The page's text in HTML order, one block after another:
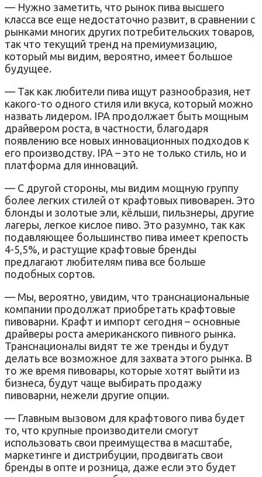
— Нужно заметить, что рынок пива высшего
класса все еще недостаточно развит, в сравнении с
рынками многих других потребительских товаров,
так что текущий тренд на премиумизацию,
который мы видим, вероятно, имеет большое
будущее.
— Так как любители пива ищут разнообразия, нет
какого-то одного стиля или вкуса, который можно
назвать лидером. IPA продолжает быть мощным
драйвером роста, в частности, благодаря
появлению все новых инновационных подходов к
его производству. IPA – это не только стиль, но и
платформа для инноваций.
— С другой стороны, мы видим мощную группу
более легких стилей от крафтовых пивоварен. Это
блонды и золотые эли, кёльши, пильзнеры, другие
лагеры, легкое кислое пиво. Это разумно, так как
подавляющее большинство пива имеет крепость
4-5,5%, и растущие крафтовые бренды
предлагают любителям пива все больше
подобных сортов.
— Мы, вероятно, увидим, что транснациональные
компании продолжат приобретать крафтовые
пивоварни. Крафт и импорт сегодня – основные
драйверы роста американского пивного рынка.
Транснационалы видят те же тренды и будут
делать все возможное для захвата этого рынка. В
то же время пивовары, которые хотят выйти из
бизнеса, будут чаще выбирать продажу
пивоварни, нежели другие опции.
— Главным вызовом для крафтового пива будет
то, что крупные производители смогут
использовать свои преимущества в масштабе,
маркетинге и дистрибуции, продвигать свои
бренды в опте и розница, даже если это будет